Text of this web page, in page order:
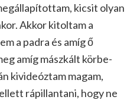
kicsit olyan
Akkor kitoltam a
a padra és amíg ő
amíg mászkált körbe-
kivideóztam magam,
rápillantani, hogy ne